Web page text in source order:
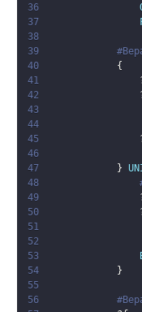
36
37
38
39
40
{
41
42
43
44
45
46
47
}
48
49
50
51
52
53
54
}
55
56